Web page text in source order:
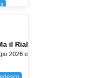
il Rialzo ha una
2026 con Metodo Ciclico